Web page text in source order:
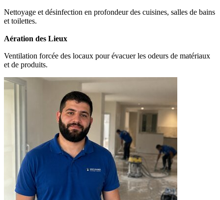
Nettoyage et désinfection en profondeur des cuisines, salles de bains
et toilettes.
Aération des Lieux
Ventilation forcée des locaux pour évacuer les odeurs de matériaux
et de produits.